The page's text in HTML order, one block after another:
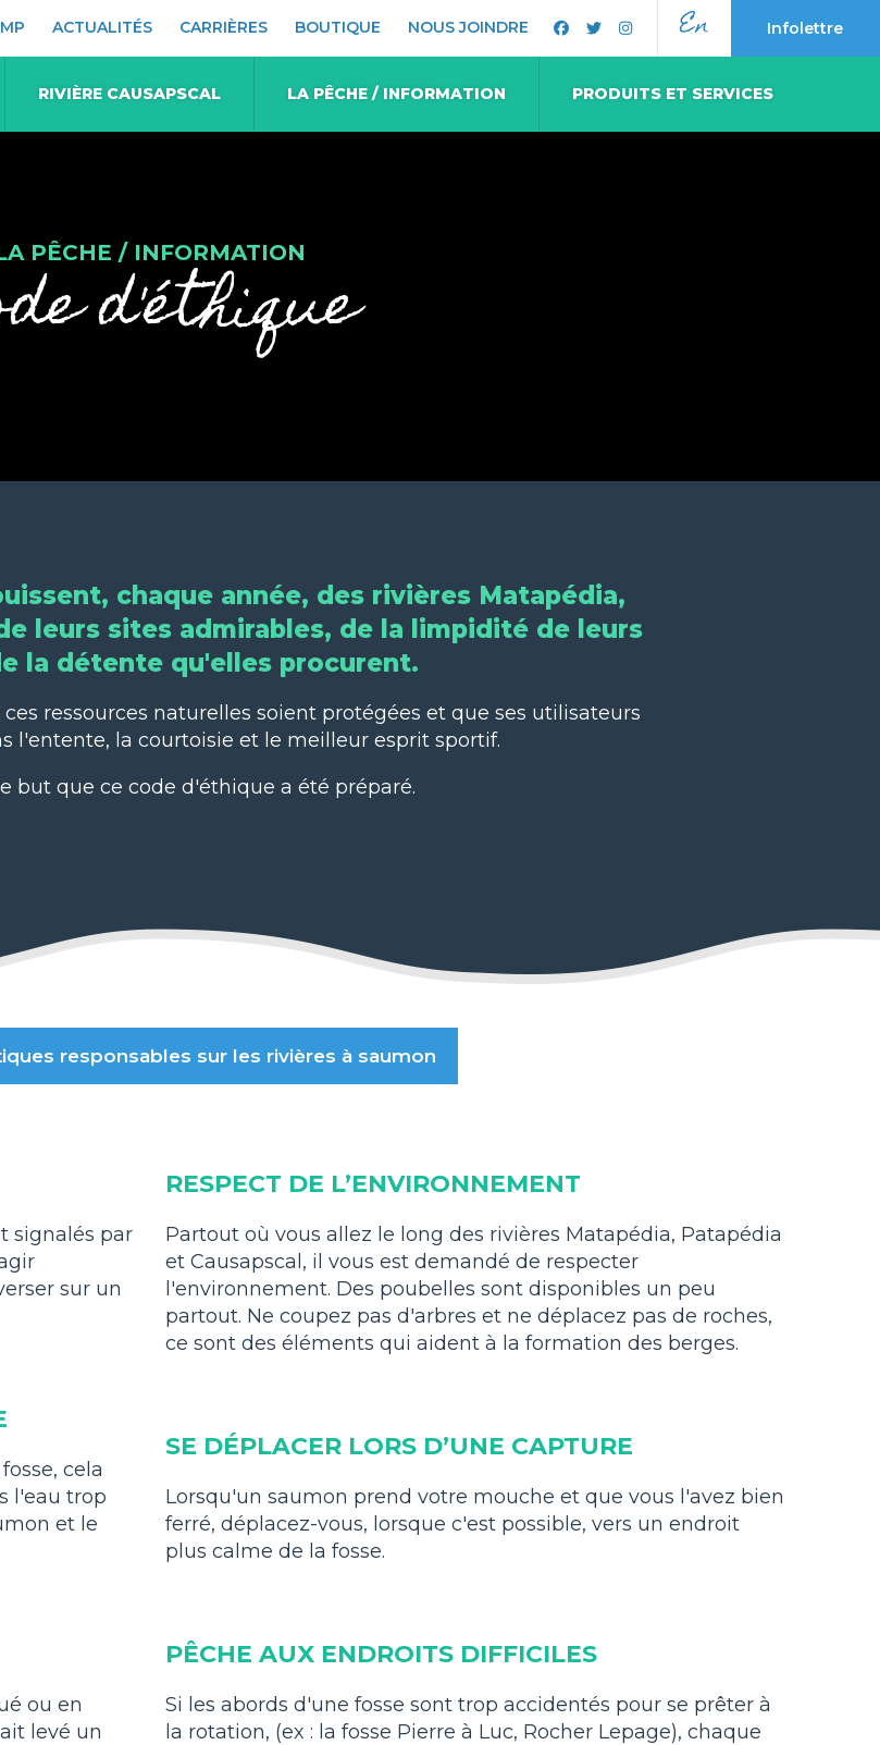
ACTUALITÉS CARRIÈRES BOUTIQUE NOUS JOINDRE En Infolettre
RIVIÈRE CAUSAPSCAL LA PÊCHE / INFORMATION PRODUITS ET SERVICES
PÊCHE / INFORMATION
d'éthique
chaque année, des rivières Matapédia,
leurs sites admirables, de la limpidité de leurs
la détente qu'elles procurent.
ressources naturelles soient protégées et que ses utilisateurs
l'entente, la courtoisie et le meilleur esprit sportif.
but que ce code d'éthique a été préparé.
responsables sur les rivières à saumon
signalés par
sur un
cela
l'eau trop
et le
ou en
levé un
RESPECT DE L’ENVIRONNEMENT
Partout où vous allez le long des rivières Matapédia, Patapédia
et Causapscal, il vous est demandé de respecter
l'environnement. Des poubelles sont disponibles un peu
partout. Ne coupez pas d'arbres et ne déplacez pas de roches,
ce sont des éléments qui aident à la formation des berges.
SE DÉPLACER LORS D’UNE CAPTURE
Lorsqu'un saumon prend votre mouche et que vous l'avez bien
ferré, déplacez-vous, lorsque c'est possible, vers un endroit
plus calme de la fosse.
PÊCHE AUX ENDROITS DIFFICILES
Si les abords d'une fosse sont trop accidentés pour se prêter à
la rotation, (ex : la fosse Pierre à Luc, Rocher Lepage), chaque